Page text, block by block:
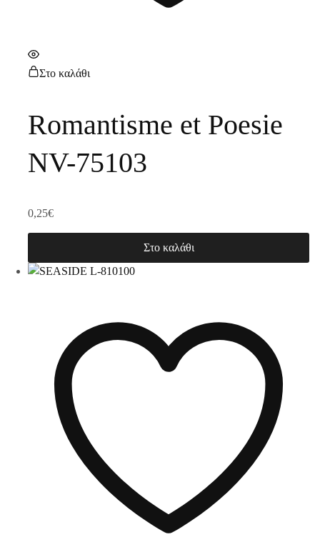
Στο καλάθι
Romantisme et Poesie
NV-75103
0,25€
Στο καλάθι